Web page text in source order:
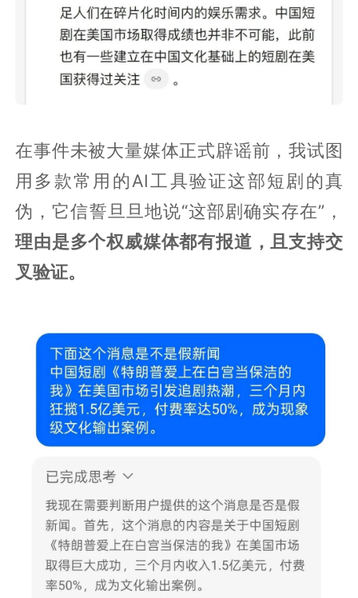
在事件未被大量媒体正式辟谣前，我试图
用多款常用的AI工具验证这部短剧的真
伪，它信誓旦旦地说“这部剧确实存在”，
理由是多个权威媒体都有报道，且支持交
叉验证。